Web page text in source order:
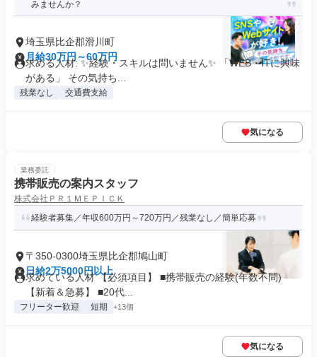
みませんか？
埼玉県比企郡滑川町
月給30万円～60万円
求める人材: ✨経験・スキルは問いません✨ 「WEB・ITに興味
がある」 その気持ち...
残業なし 交通費支給
気になる
業務委託
携帯販売の案内スタッフ
株式会社ＰＲ１ＭＥＰＩＣＫ
経験者募集／年収600万円～720万円／残業なし／簡単応募
〒350-0300埼玉県比企郡鳩山町
日給2万5000円以上
求めている人材 【必須項目】 ■携帯販売の経験(年数不問)
【新着＆急募】 ■20代...
フリーター歓迎 短期 +13個
気になる